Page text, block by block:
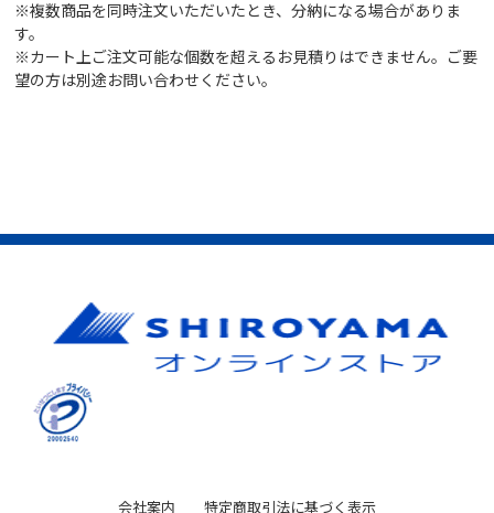
※複数商品を同時注文いただいたとき、分納になる場合がありま
す。
※カート上ご注文可能な個数を超えるお見積りはできません。ご要
望の方は別途お問い合わせください。
会社案内 特定商取引法に基づく表示